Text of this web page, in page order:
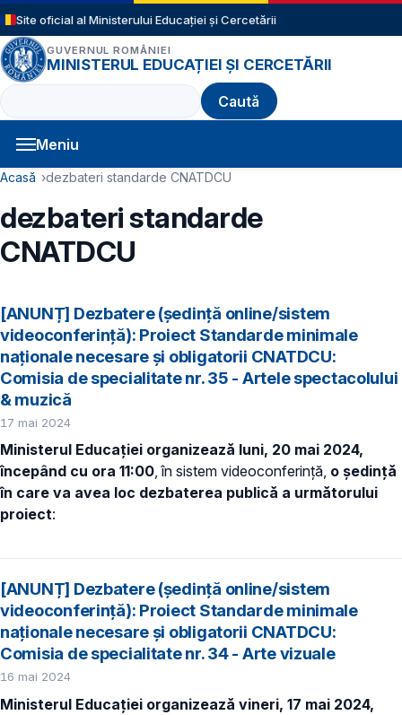
Sari la conținutul principal
Site oficial al Ministerului Educației și Cercetării
GUVERNUL ROMÂNIEI
MINISTERUL EDUCAȚIEI ȘI CERCETĂRII
Caută
Meniu
Navigație principală
Cale de navigare
Acasă dezbateri standarde CNATDCU
dezbateri standarde
CNATDCU
[ANUNȚ] Dezbatere (ședință online/sistem
videoconferință): Proiect Standarde minimale
naționale necesare și obligatorii CNATDCU:
Comisia de specialitate nr. 35 - Artele spectacolului
& muzică
17 mai 2024
Ministerul Educației organizează luni, 20 mai 2024,
începând cu ora 11:00, în sistem videoconferință, o ședință
în care va avea loc dezbaterea publică a următorului
proiect:
[ANUNȚ] Dezbatere (ședință online/sistem
videoconferință): Proiect Standarde minimale
naționale necesare și obligatorii CNATDCU:
Comisia de specialitate nr. 34 - Arte vizuale
16 mai 2024
Ministerul Educației organizează vineri, 17 mai 2024,